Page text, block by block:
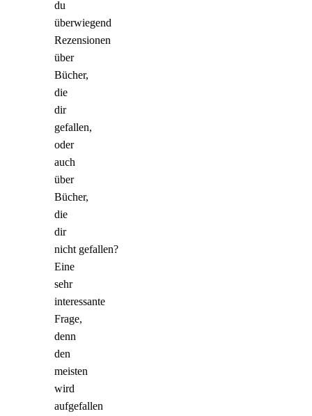
du
überwiegend
Rezensionen
über
Bücher,
die
dir
gefallen,
oder
auch
über
Bücher,
die
dir
nicht gefallen?
Eine
sehr
interessante
Frage,
denn
den
meisten
wird
aufgefallen